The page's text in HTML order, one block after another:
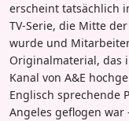
erscheint tatsächlich
TV-Serie, die Mitte
wurde und
Originalmaterial, das
Kanal von A&E
Englisch sprechende
Angeles geflogen war